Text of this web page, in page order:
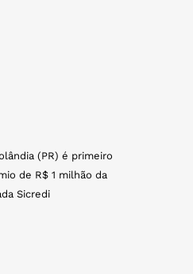
(PR) é primeiro
de R$ 1 milhão da
Sicredi